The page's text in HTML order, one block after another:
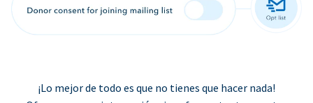
¡Lo mejor de todo es que no tienes que hacer nada!